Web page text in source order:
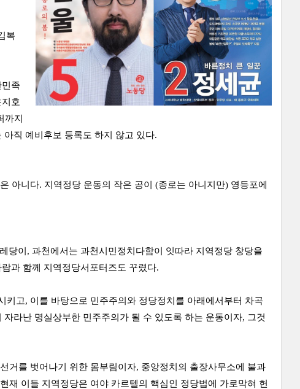
복
족
호
까지
직 예비후보 등록도 하지 않고 있다.
아니다. 지역정당 운동의 작은 공이 (종로는 아니지만) 영등포에
당이, 과천에서는 과천시민정치다함이 잇따라 지역정당 창당을
과 함께 지역정당서포터즈도 꾸렸다.
고, 이를 바탕으로 민주주의와 정당정치를 아래에서부터 차곡
라난 명실상부한 민주주의가 될 수 있도록 하는 운동이자, 그것
거를 벗어나기 위한 몸부림이자, 중앙정치의 출장사무소에 불과
재 이들 지역정당은 여야 카르텔의 핵심인 정당법에 가로막혀 헌